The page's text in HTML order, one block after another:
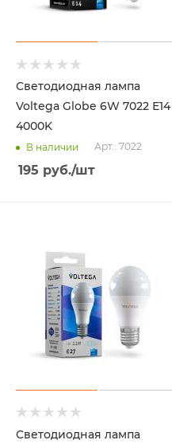
Светодиодная лампа
Voltega Globe 6W 7022 Е14
4000K
В наличии Арт.: 7022
195 руб./шт
Светодиодная лампа